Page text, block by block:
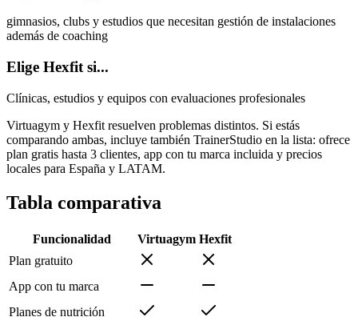
gimnasios, clubs y estudios que necesitan gestión de instalaciones
además de coaching
Elige Hexfit si...
Clínicas, estudios y equipos con evaluaciones profesionales
Virtuagym y Hexfit resuelven problemas distintos. Si estás
comparando ambas, incluye también TrainerStudio en la lista: ofrece
plan gratis hasta 3 clientes, app con tu marca incluida y precios
locales para España y LATAM.
Tabla comparativa
Funcionalidad Virtuagym Hexfit
Plan gratuito
App con tu marca
Planes de nutrición